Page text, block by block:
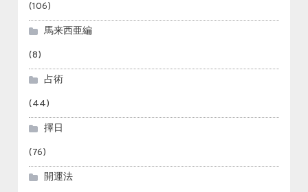
(106)
馬来西亜編
(8)
占術
(44)
擇日
(76)
開運法